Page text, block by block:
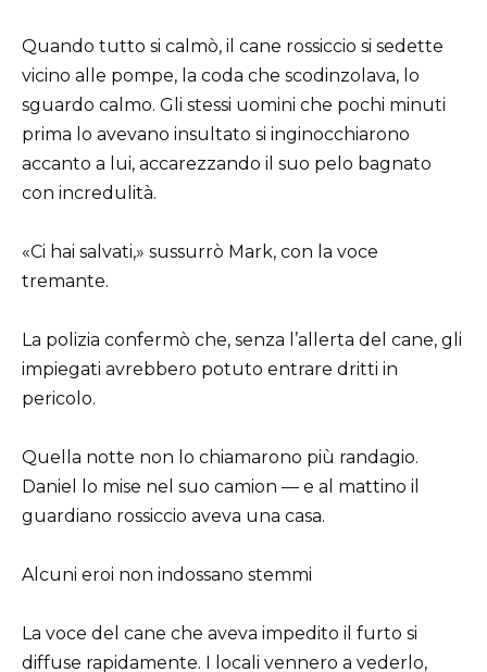
Quando tutto si calmò, il cane rossiccio si sedette
vicino alle pompe, la coda che scodinzolava, lo
sguardo calmo. Gli stessi uomini che pochi minuti
prima lo avevano insultato si inginocchiarono
accanto a lui, accarezzando il suo pelo bagnato
con incredulità.
«Ci hai salvati,» sussurrò Mark, con la voce
tremante.
La polizia confermò che, senza l’allerta del cane, gli
impiegati avrebbero potuto entrare dritti in
pericolo.
Quella notte non lo chiamarono più randagio.
Daniel lo mise nel suo camion — e al mattino il
guardiano rossiccio aveva una casa.
Alcuni eroi non indossano stemmi
La voce del cane che aveva impedito il furto si
diffuse rapidamente. I locali vennero a vederlo,